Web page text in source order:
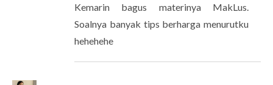
Kemarin bagus materinya MakLus.
Soalnya banyak tips berharga menurutku
hehehehe